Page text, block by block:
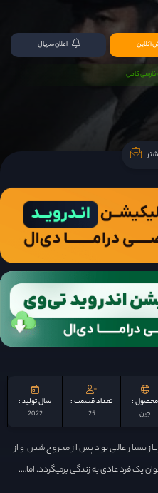
آنلاین اعلان سریال
کامل
محصول :
چين
تعداد قسمت :
25
سال تولید :
2022
بسیار عالی بود پس از مجروح شدن و از
یک فرد عادی به زندگی برمیگردد. اما….